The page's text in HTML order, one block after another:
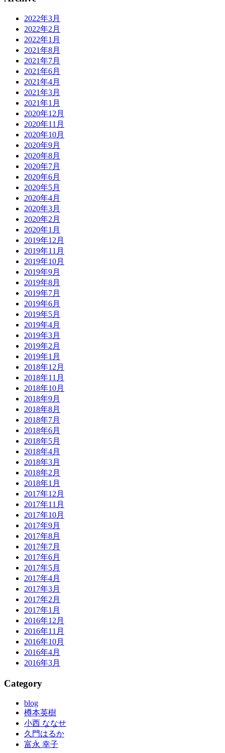
2022年3月
2022年2月
2022年1月
2021年8月
2021年7月
2021年6月
2021年4月
2021年3月
2021年1月
2020年12月
2020年11月
2020年10月
2020年9月
2020年8月
2020年7月
2020年6月
2020年5月
2020年4月
2020年3月
2020年2月
2020年1月
2019年12月
2019年11月
2019年10月
2019年9月
2019年8月
2019年7月
2019年6月
2019年5月
2019年4月
2019年3月
2019年2月
2019年1月
2018年12月
2018年11月
2018年10月
2018年9月
2018年8月
2018年7月
2018年6月
2018年5月
2018年4月
2018年3月
2018年2月
2018年1月
2017年12月
2017年11月
2017年10月
2017年9月
2017年8月
2017年7月
2017年6月
2017年5月
2017年4月
2017年3月
2017年2月
2017年1月
2016年12月
2016年11月
2016年10月
2016年4月
2016年3月
Category
blog
樽本英樹
小西 ななせ
久門はるか
富永 幸子